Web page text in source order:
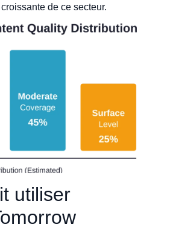
de ce secteur.
utiliser